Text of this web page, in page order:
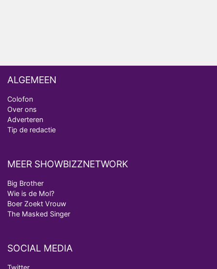
ALGEMEEN
Colofon
Over ons
Adverteren
Tip de redactie
MEER SHOWBIZZNETWORK
Big Brother
Wie is de Mol?
Boer Zoekt Vrouw
The Masked Singer
SOCIAL MEDIA